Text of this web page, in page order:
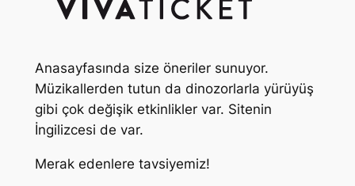
Anasayfasında size öneriler sunuyor.
Müzikallerden tutun da dinozorlarla yürüyüş
gibi çok değişik etkinlikler var. Sitenin
İngilizcesi de var.
Merak edenlere tavsiyemiz!